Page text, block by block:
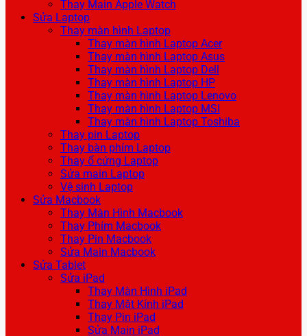
Thay Main Apple Watch
Sửa Laptop
Thay màn hình Laptop
Thay màn hình Laptop Acer
Thay màn hình Laptop Asus
Thay màn hình Laptop Dell
Thay màn hình Laptop HP
Thay màn hình Laptop Lenovo
Thay màn hình Laptop MSI
Thay màn hình Laptop Toshiba
Thay pin Laptop
Thay bàn phím Laptop
Thay ổ cứng Laptop
Sửa main Laptop
Vệ sinh Laptop
Sửa Macbook
Thay Màn Hình Macbook
Thay Phím Macbook
Thay Pin Macbook
Sửa Main Macbook
Sửa Tablet
Sửa iPad
Thay Màn Hình iPad
Thay Mặt Kính iPad
Thay Pin iPad
Sửa Main iPad